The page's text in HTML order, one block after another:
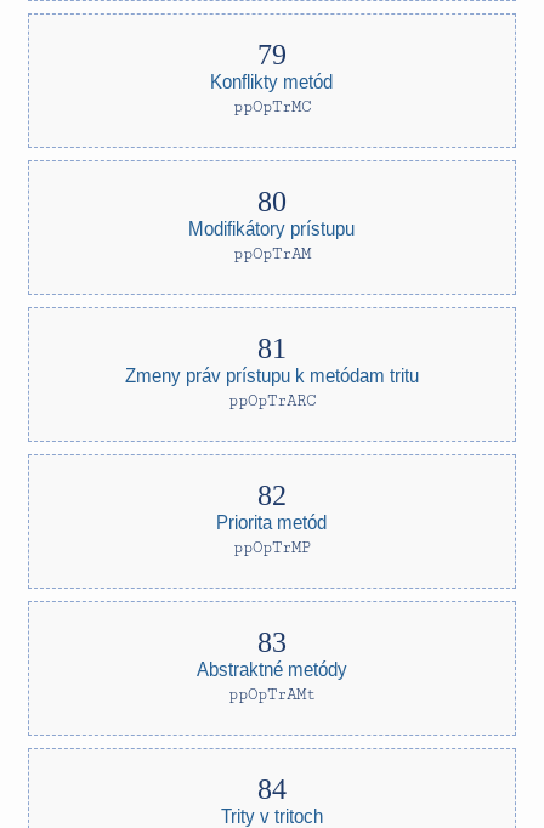
Konflikty metód
ppOpTrMC
Modifikátory prístupu
ppOpTrAM
Zmeny práv prístupu k metódam tritu
ppOpTrARC
Priorita metód
ppOpTrMP
Abstraktné metódy
ppOpTrAMt
Trity v tritoch